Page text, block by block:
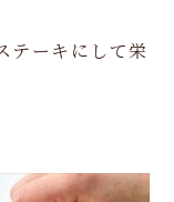
テーキにして栄